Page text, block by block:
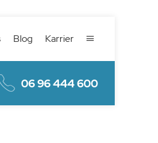
Blog Karrier 
06 96 444 600